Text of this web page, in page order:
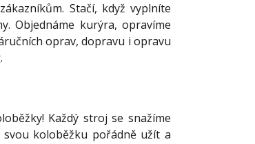
Stačí, když vyplníte
Objednáme kurýra, opravíme
oprav, dopravu i opravu
.
Každý stroj se snažíme
koloběžku pořádně užít a